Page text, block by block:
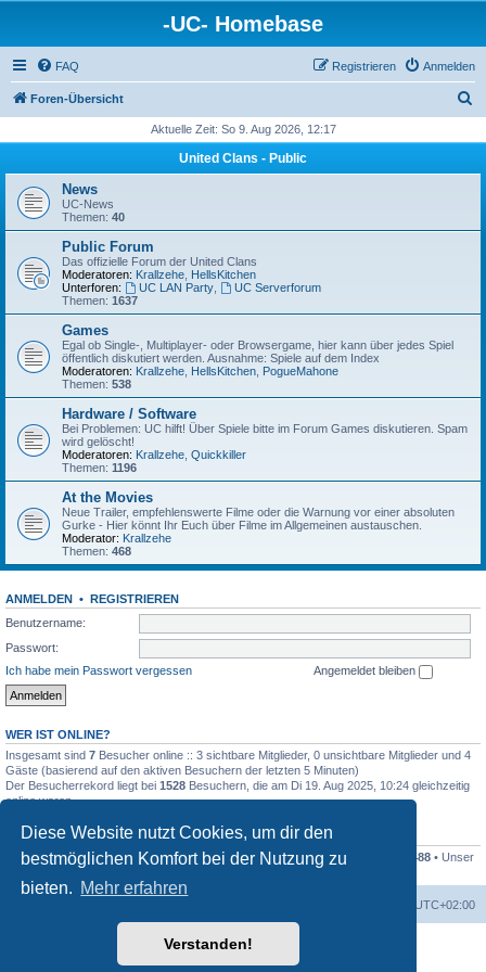
Diese Website nutzt Cookies, um dir den
bestmöglichen Komfort bei der Nutzung zu
bieten. Mehr erfahren
Verstanden!
-UC- Homebase
FAQ Anmelden
Registrieren
Foren-Übersicht
h
Aktuelle Zeit: So 9. Aug 2026, 12:17
United Clans - Public
News
UC-News
Themen: 40
Public Forum
Das offizielle Forum der United Clans
Moderatoren: Krallzehe HellsKitchen
Unterforen:
UC LAN Party,
UC Serverforum
Themen: 1637
Games
Egal ob Single-, Multiplayer- oder Browsergame, hier kann über jedes Spiel
öffentlich diskutiert werden. Ausnahme: Spiele auf dem Index
Moderatoren: Krallzehe HellsKitchen PogueMahone
Themen: 538
Hardware / Software
Bei Problemen: UC hilft! Über Spiele bitte im Forum Games diskutieren. Spam
wird gelöscht!
Moderatoren: Krallzehe Quickkiller
Themen: 1196
At the Movies
Neue Trailer, empfehlenswerte Filme oder die Warnung vor einer absoluten
Gurke - Hier könnt Ihr Euch über Filme im Allgemeinen austauschen.
Moderator: Krallzehe
Themen: 468
ANMELDEN • REGISTRIEREN
Benutzername:
Passwort:
Ich habe mein Passwort vergessen
Angemeldet bleiben
WER IST ONLINE?
Insgesamt sind 7 Besucher online :: 3 sichtbare Mitglieder, 0 unsichtbare Mitglieder und 4
Gäste (basierend auf den aktiven Besuchern der letzten 5 Minuten)
Der Besucherrekord liegt bei 1528 Besuchern, die am Di 19. Aug 2025, 10:24 gleichzeitig
online waren.
STATISTIK
Beiträge insgesamt215713• Themen insgesamt6421• Mitglieder insgesamt 488 • Unser
neuestes Mitglied:
UTC+02:00
Powered byphpBB® Forum Software © phpBB Limited
phpBB.de